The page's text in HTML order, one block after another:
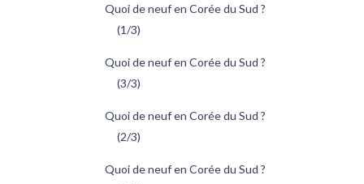
Quoi de neuf en Corée du Sud ?
(1/3)
Quoi de neuf en Corée du Sud ?
(3/3)
Quoi de neuf en Corée du Sud ?
(2/3)
Quoi de neuf en Corée du Sud ?